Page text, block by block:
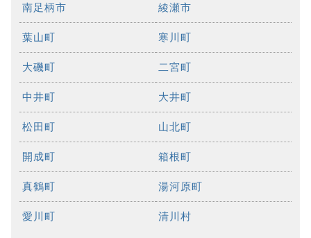
南足柄市 綾瀬市
葉山町 寒川町
大磯町 二宮町
中井町 大井町
松田町 山北町
開成町 箱根町
真鶴町 湯河原町
愛川町 清川村